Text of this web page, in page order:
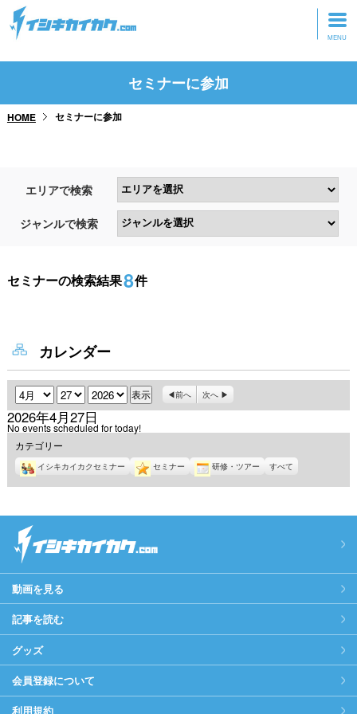
トップページ
研修・ツアーに参加
セミナーに参加
HOME セミナーに参加
エリアで検索
ジャンルで検索
セミナーの検索結果8件
カレンダー
月 日 年 前へ 次へ
2026年4月27日
No events scheduled for today!
カテゴリー
イシキカイカクセミナー セミナー 研修・ツアー すべて
動画を見る
記事を読む
グッズ
会員登録について